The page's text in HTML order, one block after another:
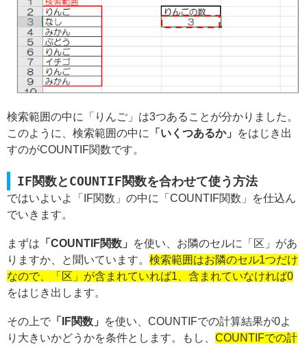
検索範囲の中に「りんご」は3つあることが分かりました。
このように、検索範囲の中に
「いくつあるか」
をはじき出
すのがCOUNTIF関数です。
IF関数とCOUNTIF関数を合わせて使う方法
ではいよいよ「IF関数」の中に「COUNTIF関数」を仕込ん
でいきます。
まずは 「COUNTIF関数」
を使い、お隣のセルに「区」があ
りますか、と聞いています。 検索範囲はお隣のセル1つだけ
なので、「区」が含まれていれば1、含まれていなければ0
をはじき出します。
その上で 「IF関数」
を使い、COUNTIFでの計算結果が0よ
り大きいかどうかを条件とします。もし、 COUNTIFでの計